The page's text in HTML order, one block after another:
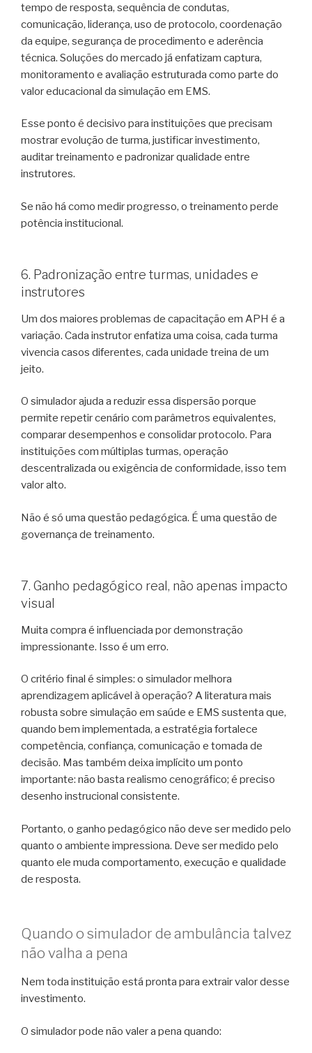
tempo de resposta, sequência de condutas,
comunicação, liderança, uso de protocolo, coordenação
da equipe, segurança de procedimento e aderência
técnica. Soluções do mercado já enfatizam captura,
monitoramento e avaliação estruturada como parte do
valor educacional da simulação em EMS.
Esse ponto é decisivo para instituições que precisam
mostrar evolução de turma, justificar investimento,
auditar treinamento e padronizar qualidade entre
instrutores.
Se não há como medir progresso, o treinamento perde
potência institucional.
6. Padronização entre turmas, unidades e
instrutores
Um dos maiores problemas de capacitação em APH é a
variação. Cada instrutor enfatiza uma coisa, cada turma
vivencia casos diferentes, cada unidade treina de um
jeito.
O simulador ajuda a reduzir essa dispersão porque
permite repetir cenário com parâmetros equivalentes,
comparar desempenhos e consolidar protocolo. Para
instituições com múltiplas turmas, operação
descentralizada ou exigência de conformidade, isso tem
valor alto.
Não é só uma questão pedagógica. É uma questão de
governança de treinamento.
7. Ganho pedagógico real, não apenas impacto
visual
Muita compra é influenciada por demonstração
impressionante. Isso é um erro.
O critério final é simples: o simulador melhora
aprendizagem aplicável à operação? A literatura mais
robusta sobre simulação em saúde e EMS sustenta que,
quando bem implementada, a estratégia fortalece
competência, confiança, comunicação e tomada de
decisão. Mas também deixa implícito um ponto
importante: não basta realismo cenográfico; é preciso
desenho instrucional consistente.
Portanto, o ganho pedagógico não deve ser medido pelo
quanto o ambiente impressiona. Deve ser medido pelo
quanto ele muda comportamento, execução e qualidade
de resposta.
Quando o simulador de ambulância talvez
não valha a pena
Nem toda instituição está pronta para extrair valor desse
investimento.
O simulador pode não valer a pena quando: